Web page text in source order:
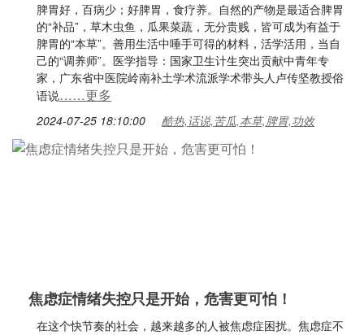
脾胃好，百病少；好脾胃，食疗养。自然的产物是最适合脾胃
的“补品”，草木虫鱼，瓜果菜蔬，无分贵贱，皆可成为有益于
脾胃的“本草”。善用生活中唾手可得的材料，活学活用，当自
己的“调养师”。医学指导：国家卫生计生突出贡献中青年专
家，广东省中医院岭南补土学术流派学术带头人卢传坚教授俗
语说……更多
2024-07-25 18:10:00 酷热,话说,苦瓜,本草,脾胃,功效
焦虑症情绪失控只是开始，危害更可怕！
在这个快节奏的社会，越来越多的人被焦虑症困扰。焦虑症不